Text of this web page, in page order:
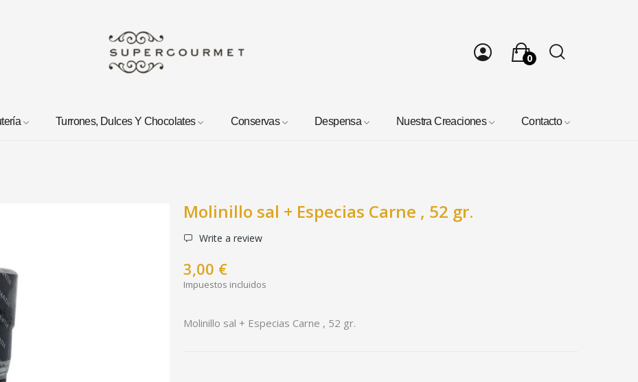
0
Turrones, Dulces Y Chocolates Conservas Despensa Nuestra Creaciones Contacto
Molinillo sal + Especias Carne , 52 gr.
Write a review
3,00 €
Impuestos incluidos
Molinillo sal + Especias Carne , 52 gr.